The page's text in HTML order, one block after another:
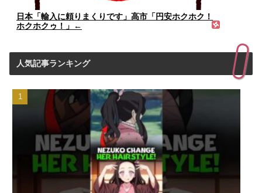
日本「輸入に頼りまくりです」高市「円安ホクホク！
ホクホクゥ！」←
人気記事ランキング